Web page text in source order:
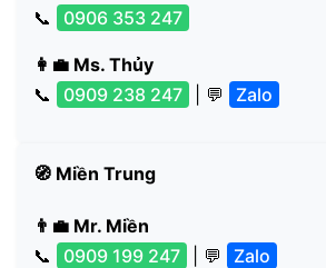
📞
0906 353 247
👩‍💼 Ms. Thủy
📞
0909 238 247 | 💬 Zalo
🧭 Miền Trung
👨‍💼 Mr. Miền
📞
0909 199 247 | 💬 Zalo